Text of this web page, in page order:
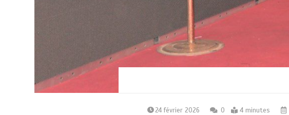
24 février 2026 0 4 minutes